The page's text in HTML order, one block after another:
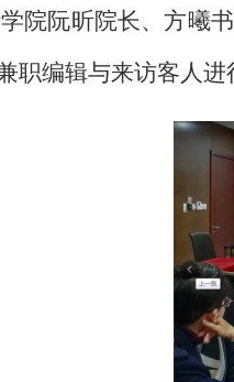
院阮昕院长、方曦
职编辑与来访客人